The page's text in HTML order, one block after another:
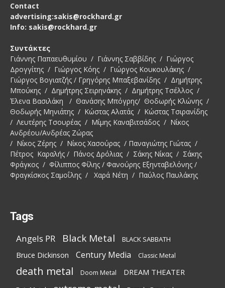
Contact
advertising:sakis@rockhard.gr
Info: sakis@rockhard.gr
Συντάκτες
Γιάννης Παπαευθυμίου / Γιάννης Σαββίδης / Γιώργος
Δρογγίτης / Γιώργος Κόης / Γιώργος Κουκουλάκης /
Γιώργος Βογιατζής / Γρηγόρης Μπαξεβανίδης / Δημήτρης
Μπούκης / Δημήτρης Σειρηνάκης / Δημήτρης Τσέλλος /
Έλενα Βασιλάκη / Θανάσης Μπόγρης/ Θοδωρής Κλώνης /
Θοδωρής Μηνιάτης / Κώστας Αλατάς / Κώστας Τσιρανίδης
/ Λευτέρης Τσουρέας / Μίμης Καναβιτσάδος / Νίκος
Ανδρέου/Ανδρέας Ζώρας
/ Νίκος Ζέρης / Νίκος Χασούρας / Παναγιώτης Γιώτας /
Πέτρος Καραλής / Πάνος Δρόλιας / Σάκης Νίκας / Σάκης
Φράγκος / Φίλιππος Φίλης / Φανούρης Εξηνταβελόνης /
Φραγκίσκος Σαμοΐλης / Χαρά Νέτη / Παύλος Παυλάκης
Tags
Angels PR Black Metal BLACK SABBATH
Bruce Dickinson Century Media Classic Metal
death metal Doom Metal DREAM THEATER